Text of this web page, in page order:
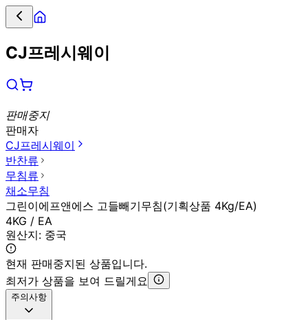
CJ프레시웨이
판매중지
판매자
CJ프레시웨이
반찬류
무침류
채소무침
그린이에프앤에스 고들빼기무침(기획상품 4Kg/EA)
4KG / EA
원산지: 중국
현재 판매중지된 상품입니다.
최저가 상품을 보여 드릴게요
주의사항